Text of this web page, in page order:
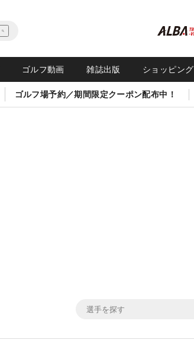
ゴルフ動画 雑誌出版 ショッピング
ゴルフ場予約／期間限定クーポン配布中！